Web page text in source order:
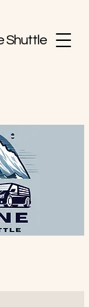
Shuttle